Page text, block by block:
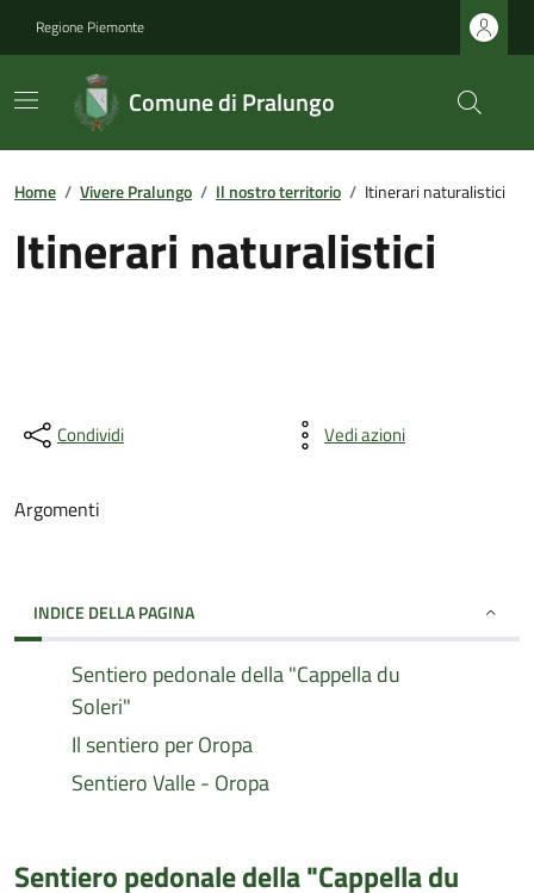
Regione Piemonte
Comune di Pralungo
Home / Vivere Pralungo / Il nostro territorio / Itinerari naturalistici
Itinerari naturalistici
Condividi Vedi azioni
Argomenti
INDICE DELLA PAGINA
Sentiero pedonale della "Cappella du
Soleri"
Il sentiero per Oropa
Sentiero Valle - Oropa
Sentiero pedonale della "Cappella du